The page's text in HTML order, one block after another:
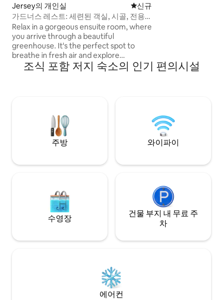
Jersey의 개인실 신규 숙소
신규
가드너스 레스트: 세련된 객실, 시골, 전용
출입구
Relax in a gorgeous ensuite room, where
you arrive through a beautiful
greenhouse. It's the perfect spot to
breathe in fresh air and explore
everything Jersey has to offer. Cycle the
quiet country lanes. walk the stunning
and War Tunnels. Tasty optional
breakfast hamper (£7pp). Mini fridge,
coffee machine, toaster and microwave
조식 포함 저지 숙소의 인기 편의시설
주방 와이파이
수영장
건물 부지 내 무료 주
차
에어컨